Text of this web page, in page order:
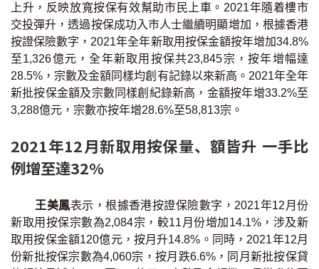
上升，反映放寬按保有效幫助市民上車。2021年隨着樓市
交投彈升，透過按保成功入巿人士繼續明顯增加，根據香港
按證保險數字，2021年全年新取用按保金額按年增加34.8%
至1,326億元，全年新取用按保共23,845宗，按年增幅達
28.5%，宗數及金額同樣均創有記錄以來新高。2021年全年
新批按保金額及宗數同樣創紀錄新高，金額按年增33.2%至
3,288億元，宗數亦按年增28.6%至58,813宗。
2021年12月新取用按保量、額皆升 一手比
例增至達32%
王美鳳表示，根據香港按證保險數字，2021年12月份
新取用按保宗數為2,084宗，較11月份增加14.1%，涉及新
取用按保金額120億元，按月升14.8%。同時，2021年12月
份新批按保宗數為4,060宗，按月跌6.6%，同月新批按保貸